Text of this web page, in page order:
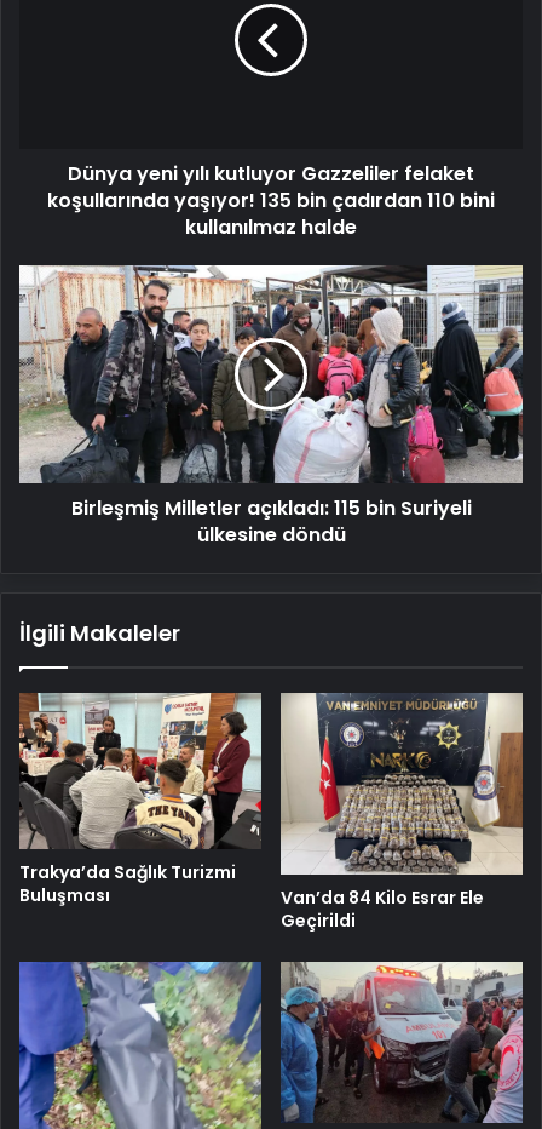
çadırdan
kullanılmaz
halde
Dünya yeni yılı kutluyor Gazzeliler felaket
koşullarında yaşıyor! 135 bin çadırdan 110 bini
kullanılmaz halde
Birleşmiş
Milletler
açıkladı:
115
bin
Suriyeli
ülkesine
döndü
Birleşmiş Milletler açıkladı: 115 bin Suriyeli
ülkesine döndü
İlgili Makaleler
Trakya’da Sağlık Turizmi
Buluşması
Van’da 84 Kilo Esrar Ele
Geçirildi